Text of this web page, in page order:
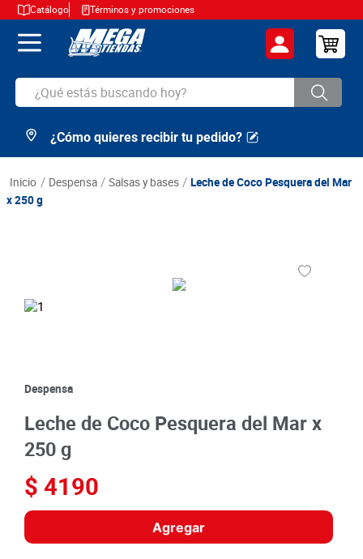
Catálogo Términos y promociones
¿Qué estás buscando hoy?
TÉRMINOS MÁS BUSCADOS
9.
queso
10. papa
¿Cómo quieres recibir tu pedido?
despensa salsas y bases
Leche de Coco Pesquera del Mar
x 250 g
Despensa
Leche de Coco Pesquera del Mar x
250 g
$ 4190
Agregar